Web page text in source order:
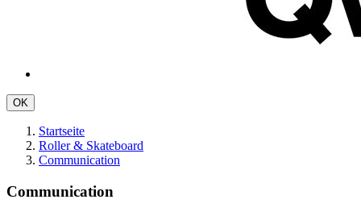
OK
Startseite
Roller & Skateboard
Communication
Communication